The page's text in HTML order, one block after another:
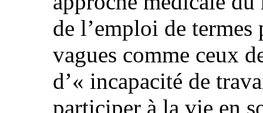
de l’emploi de
vagues comme ceux
d’« incapacité de
participer à la vie en